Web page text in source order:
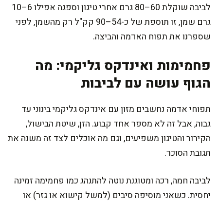
לביבה שוקלת 60–80 גרם אחרי טיגון וספגה אפילו 6–10
גרם שמן, זו תוספת של כ-54–90 קק"ל רק מהשמן, לפני
שספרנו את תפוח האדמה והביצה.
פחמימות ואינדקס גליקמי: מה
הגוף עושה עם לביבות
תפוחי אדמה נחשבים מזון עם אינדקס גליקמי בינוני עד
גבוה, אבל זה לא מספר אחד קבוע. הזן, שיטת הבישול,
הקירור והטיגון משפיעים, וגם מה אוכלים לצד זה משנה את
תגובת הסוכר.
לביבה חמה, רכה ומטוגנת נוטה להתנהג כמו פחמימה זמינה
יחסית. כשאני מוסיפה סיבים (למשל קישוא או גזר) או